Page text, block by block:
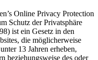
Online Privacy Protection
Schutz der Privatsphäre
ist ein Gesetz in den
die möglicherweise
13 Jahren erheben,
beziehungsweise des oder